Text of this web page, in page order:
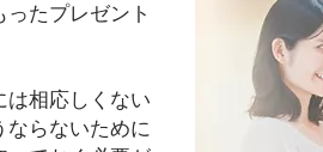
たプレゼント
は相応しくない
ならないために